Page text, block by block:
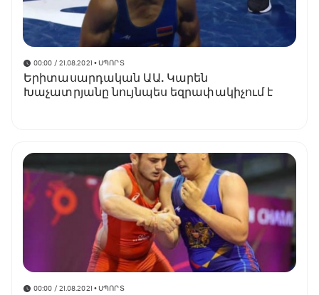
00:00 / 21.08.2021 • ՍՊՈՐՏ
Երիտասարդական ԱԱ. Կարեն
Խաչատրյանը նույնպես եզրափակիչում է
00:00 / 21.08.2021 • ՍՊՈՐՏ